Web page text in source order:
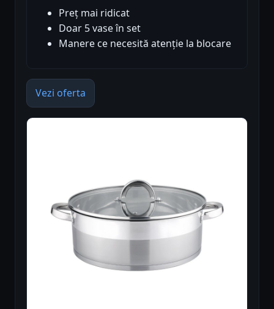
Preț mai ridicat
Doar 5 vase în set
Manere ce necesită atenție la blocare
Vezi oferta